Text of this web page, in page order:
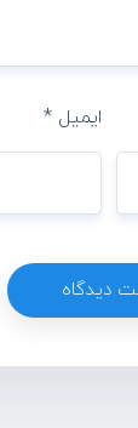
ایمیل *